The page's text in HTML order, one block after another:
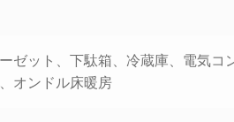
ゼット、下駄箱、冷蔵庫、電気コ
オンドル床暖房